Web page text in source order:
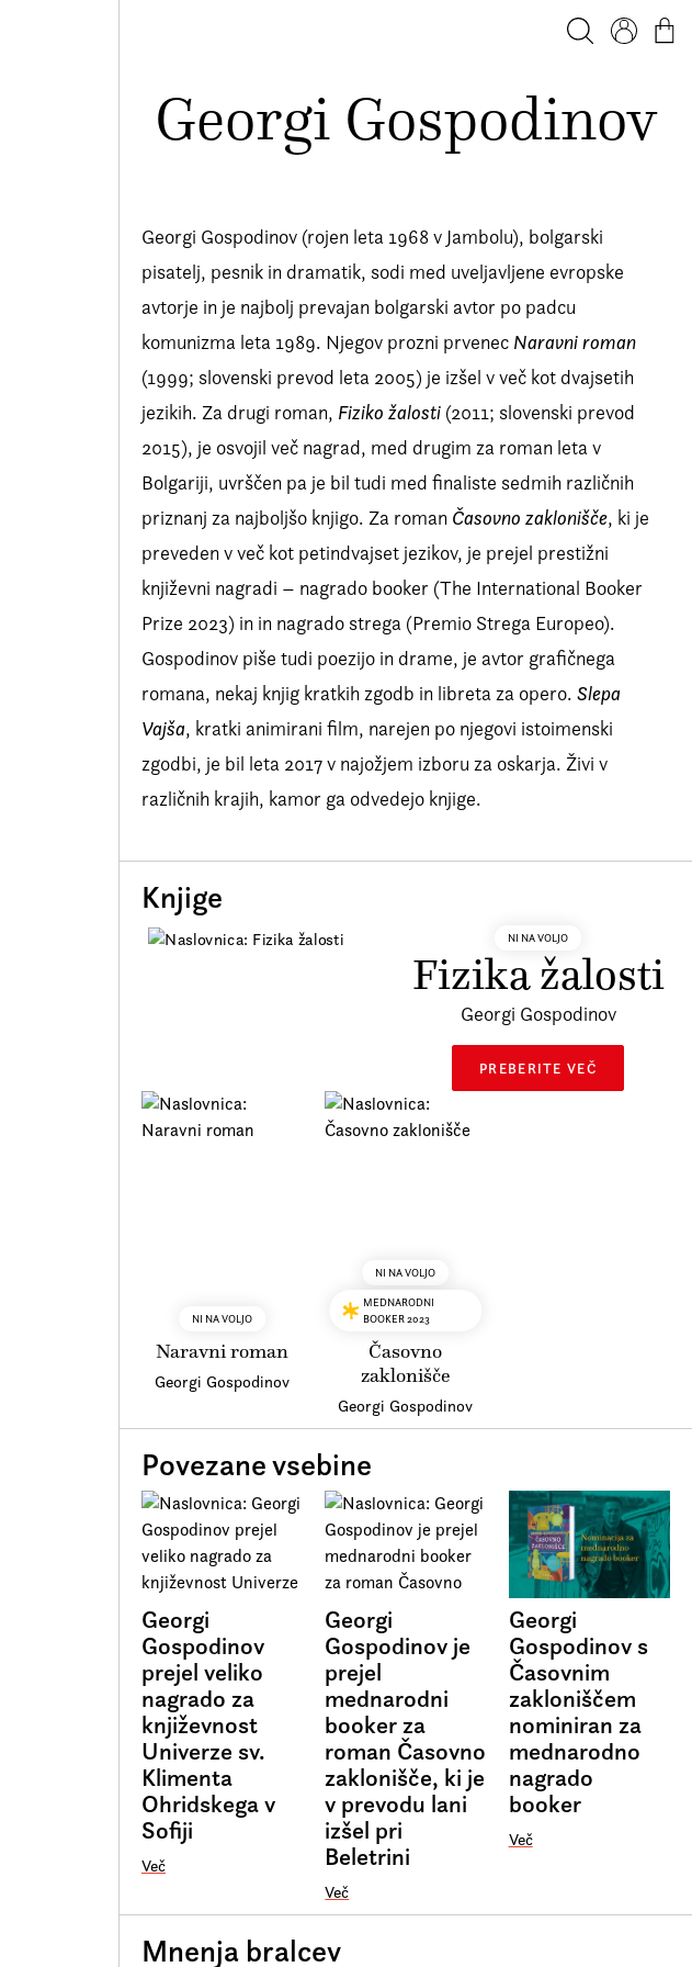
Georgi Gospodinov
Georgi Gospodinov (rojen leta 1968 v Jambolu), bolgarski
pisatelj, pesnik in dramatik, sodi med uveljavljene evropske
avtorje in je najbolj prevajan bolgarski avtor po padcu
komunizma leta 1989. Njegov prozni prvenec Naravni roman
(1999; slovenski prevod leta 2005) je izšel v več kot dvajsetih
jezikih. Za drugi roman, Fiziko žalosti (2011; slovenski prevod
2015), je osvojil več nagrad, med drugim za roman leta v
Bolgariji, uvrščen pa je bil tudi med finaliste sedmih različnih
priznanj za najboljšo knjigo. Za roman Časovno zaklonišče, ki je
preveden v več kot petindvajset jezikov, je prejel prestižni
književni nagradi – nagrado booker (The International Booker
Prize 2023) in in nagrado strega (Premio Strega Europeo).
Gospodinov piše tudi poezijo in drame, je avtor grafičnega
romana, nekaj knjig kratkih zgodb in libreta za opero. Slepa
Vajša, kratki animirani film, narejen po njegovi istoimenski
zgodbi, je bil leta 2017 v najožjem izboru za oskarja. Živi v
različnih krajih, kamor ga odvedejo knjige.
Knjige
NI NA VOLJO
Fizika žalosti
Georgi Gospodinov
PREBERITE VEČ
NI NA VOLJO
Naravni roman
Georgi Gospodinov
NI NA VOLJO
MEDNARODNI
BOOKER 2023
Časovno
zaklonišče
Georgi Gospodinov
Povezane vsebine
Georgi
Gospodinov
prejel veliko
nagrado za
književnost
Univerze sv.
Klimenta
Ohridskega v
Sofiji
Več
Georgi
Gospodinov je
prejel
mednarodni
booker za
roman Časovno
zaklonišče, ki je
v prevodu lani
izšel pri
Beletrini
Več
Georgi
Gospodinov s
Časovnim
zakloniščem
nominiran za
mednarodno
nagrado
booker
Več
Mnenja bralcev